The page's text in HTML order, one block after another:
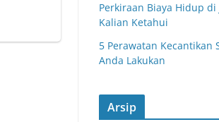
Perkiraan Biaya Hidup di
Kalian Ketahui
5 Perawatan Kecantikan
Anda Lakukan
Arsip